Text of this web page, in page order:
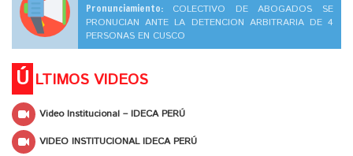
Pronunciamiento: COLECTIVO DE ABOGADOS SE
PRONUCIAN ANTE LA DETENCION ARBITRARIA DE 4
PERSONAS EN CUSCO
Ú LTIMOS VIDEOS
Video Institucional – IDECA PERÚ
VIDEO INSTITUCIONAL IDECA PERÚ